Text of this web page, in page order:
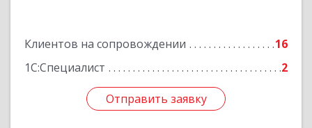
Клиентов на сопровождении
16
1С:Специалист
2
Отправить заявку
Отправить заявку